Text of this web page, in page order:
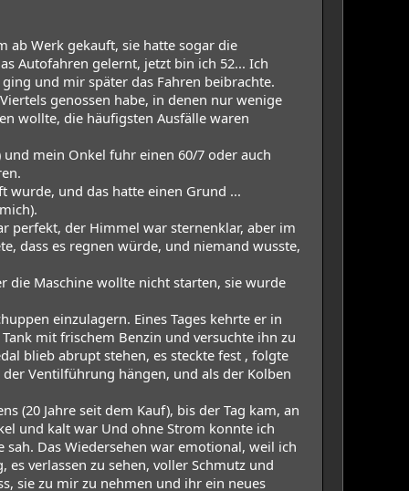
ab Werk gekauft, sie hatte sogar die
Autofahren gelernt, jetzt bin ich 52... Ich
und mir später das Fahren beibrachte.
genossen habe, in denen nur wenige
wollte, die häufigsten Ausfälle waren
mein Onkel fuhr einen 60/7 oder auch
wurde, und das hatte einen Grund ...
perfekt, der Himmel war sternenklar, aber im
dass es regnen würde, und niemand wusste,
die Maschine wollte nicht starten, sie wurde
einzulagern. Eines Tages kehrte er in
mit frischem Benzin und versuchte ihn zu
blieb abrupt stehen, es steckte fest , folgte
Ventilführung hängen, und als der Kolben
(20 Jahre seit dem Kauf), bis der Tag kam, an
und kalt war Und ohne Strom konnte ich
Das Wiedersehen war emotional, weil ich
verlassen zu sehen, voller Schmutz und
sie zu mir zu nehmen und ihr ein neues